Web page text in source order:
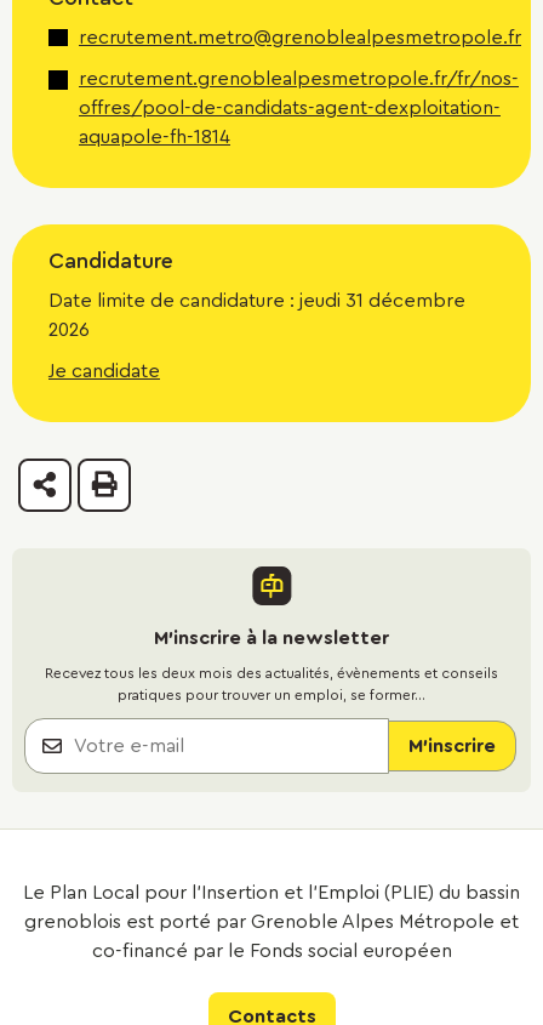
recrutement.metro@grenoblealpesmetropole.fr
recrutement.grenoblealpesmetropole.fr/fr/nos-
offres/pool-de-candidats-agent-dexploitation-
aquapole-fh-1814
Candidature
Date limite de candidature : jeudi 31 décembre
2026
Je candidate
PartagerImprimer
M'inscrire à la newsletter
Recevez tous les deux mois des actualités, évènements et conseils
pratiques pour trouver un emploi, se former...
Le Plan Local pour l’Insertion et l’Emploi (PLIE) du bassin
grenoblois est porté par Grenoble Alpes Métropole et
co-financé par le Fonds social européen
Contacts